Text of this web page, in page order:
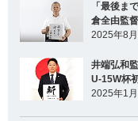
「最後ま
倉全由監
2025年8
井端弘和
U-15W杯
2025年1月